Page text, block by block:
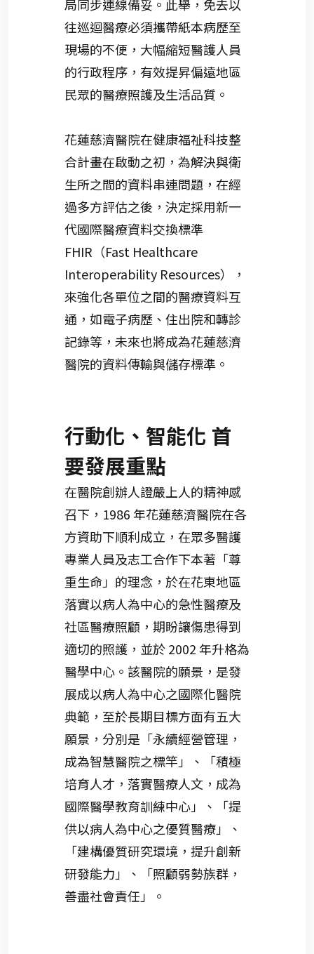
局同步連線備妥。此舉，免去以
往巡迴醫療必須攜帶紙本病歷至
現場的不便，大幅縮短醫護人員
的行政程序，有效提昇偏遠地區
民眾的醫療照護及生活品質。
花蓮慈濟醫院在健康福祉科技整
合計畫在啟動之初，為解決與衛
生所之間的資料串連問題，在經
過多方評估之後，決定採用新一
代國際醫療資料交換標準
FHIR（Fast Healthcare
Interoperability Resources），
來強化各單位之間的醫療資料互
通，如電子病歷、住出院和轉診
記錄等，未來也將成為花蓮慈濟
醫院的資料傳輸與儲存標準。
行動化、智能化 首
要發展重點
在醫院創辦人證嚴上人的精神感
召下，1986 年花蓮慈濟醫院在各
方資助下順利成立，在眾多醫護
專業人員及志工合作下本著「尊
重生命」的理念，於在花東地區
落實以病人為中心的急性醫療及
社區醫療照顧，期盼讓傷患得到
適切的照護，並於 2002 年升格為
醫學中心。該醫院的願景，是發
展成以病人為中心之國際化醫院
典範，至於長期目標方面有五大
願景，分別是「永續經營管理，
成為智慧醫院之標竿」、「積極
培育人才，落實醫療人文，成為
國際醫學教育訓練中心」、「提
供以病人為中心之優質醫療」、
「建構優質研究環境，提升創新
研發能力」、「照顧弱勢族群，
善盡社會責任」。